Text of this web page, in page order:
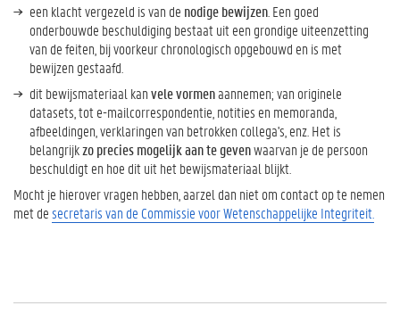
een klacht vergezeld is van de nodige bewijzen . Een goed
onderbouwde beschuldiging bestaat uit een grondige uiteenzetting
van de feiten, bij voorkeur chronologisch opgebouwd en is met
bewijzen gestaafd.
dit bewijsmateriaal kanvele vormenaannemen; van originele
datasets, tot e-mailcorrespondentie, notities en memoranda,
afbeeldingen, verklaringen van betrokken collega's, enz. Het is
belangrijkzo precies mogelijk aan te gevenwaarvan je de persoon
beschuldigt en hoe dit uit het bewijsmateriaal blijkt.
Mocht je hierover vragen hebben, aarzel dan niet om contact op te nemen
met desecretaris van de Commissie voor Wetenschappelijke Integriteit.